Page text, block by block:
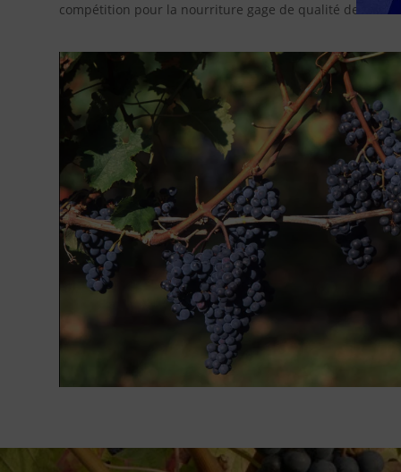
compétition pour la nourriture gage de qualité des